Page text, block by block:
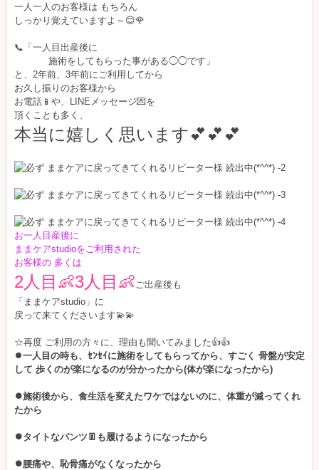
一人一人のお客様は もちろん
しっかり覚えていますよ～😊🌹
📞「一人目出産後に
施術をしてもらった事がある◯◯です」
と、2年前、3年前にご利用してから
お久し振りのお客様から
お電話📱や、LINEメッセージ💌を
頂くことも多く、
本当に嬉しく思います💕💕💕
お一人目産後に
ままケアstudioをご利用された
お客様の 多くは
2人目👶3人目👶 ご出産後も
「ままケアstudio」に
戻って来てくださいます💫💫
☆再度 ご利用の方々に、理由も聞いてみました👍👍
⏺️一人目の時も、ｾﾝｾｲに施術をしてもらってから、すごく 骨盤が安定
して 歩くのが楽になるのが分かったから(体が楽になったから)
⏺️施術後から、食生活を変えたワケではないのに、体重が減ってくれ
たから
⏺️タイトなパンツ👖も履けるようになったから
⏺️腰痛や、恥骨痛がなくなったから